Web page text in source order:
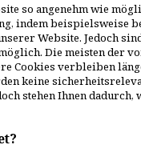
so angenehm wie
indem beispielsweise
Website. Jedoch
Die meisten der
Cookies verbleiben
keine
stehen Ihnen